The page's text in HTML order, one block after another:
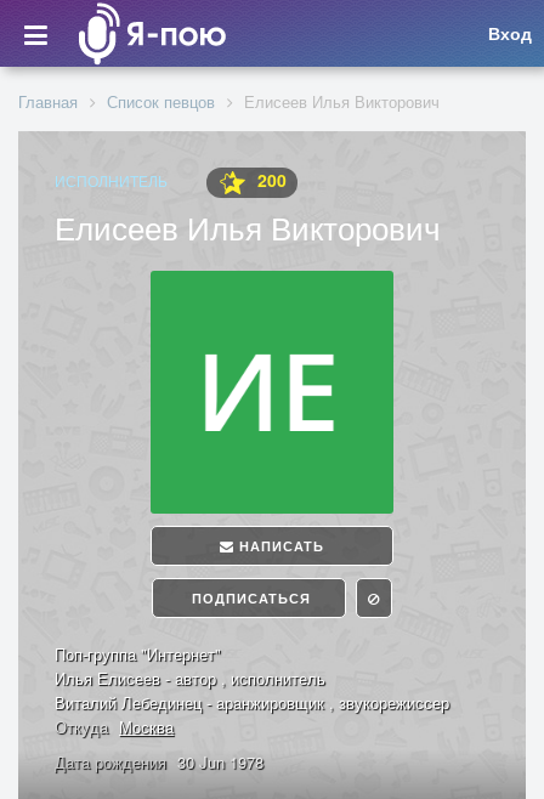
Вход
Главная Список певцов Елисеев Илья Викторович
ИСПОЛНИТЕЛЬ 200
Елисеев Илья Викторович
НАПИСАТЬ
ПОДПИСАТЬСЯ
Поп-группа "Интернет"
Илья Елисеев - автор , исполнитель
Виталий Лебединец - аранжировщик , звукорежиссер
Откуда Москва
Дата рождения 30 Jun 1978